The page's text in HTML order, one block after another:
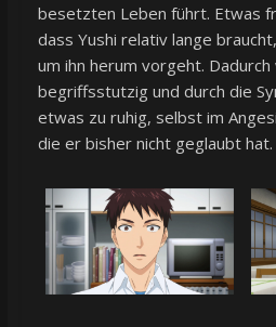
besetzten Leben führt. Etwas
dass Yushi relativ lange
um ihn herum vorgeht.
begriffsstutzig und durch die
etwas zu ruhig, selbst im
die er bisher nicht geglaubt hat.